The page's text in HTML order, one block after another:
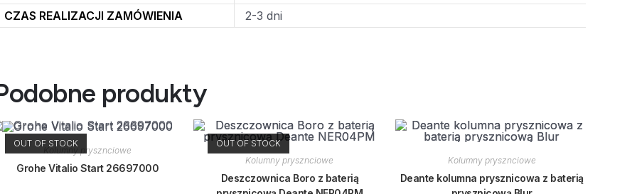
CZAS REALIZACJI ZAMÓWIENIA
2-3 dni
produkty
OUT OF STOCK
Kolumny prysznciowe
Grohe Vitalio Start 26697000
OUT OF STOCK
Kolumny prysznciowe
Deszczownica Boro z baterią
Kolumny prysznciowe
Deante kolumna prysznicowa z baterią